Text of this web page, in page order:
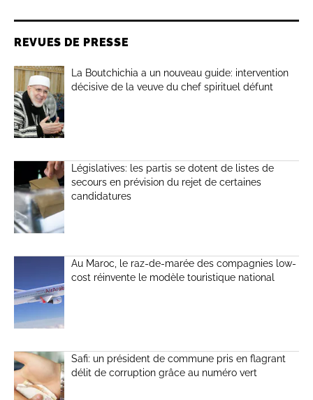
REVUES DE PRESSE
La Boutchichia a un nouveau guide: intervention
décisive de la veuve du chef spirituel défunt
Législatives: les partis se dotent de listes de
secours en prévision du rejet de certaines
candidatures
Au Maroc, le raz-de-marée des compagnies low-
cost réinvente le modèle touristique national
Safi: un président de commune pris en flagrant
délit de corruption grâce au numéro vert